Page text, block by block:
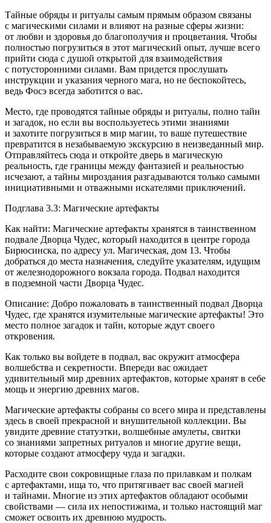
Тайные обряды и ритуалы самым прямым образом связаны
с магическими силами и влияют на разные сферы жизни:
от любви и здоровья до благополучия и процветания. Чтобы
полностью погрузиться в этот магический опыт, лучше всего
прийти сюда с душой открытой для взаимодействия
с потусторонними силами. Вам придется прослушать
инструкции и указания черного мага, но не беспокойтесь,
ведь Фосэ всегда заботится о вас.
Место, где проводятся тайные обряды и ритуалы, полно тайн
и загадок, но если вы воспользуетесь этими знаниями
и захотите погрузиться в мир магии, то ваше путешествие
превратится в незабываемую экскурсию в неизведанный мир.
Отправляйтесь сюда и откройте дверь в магическую
реальность, где границы между фантазией и реальностью
исчезают, а тайны мироздания разгадываются только самыми
инициативными и отважными искателями приключений.
Подглава 3.3: Магические артефакты
Как найти: Магические артефакты хранятся в таинственном
подвале Дворца Чудес, который находится в центре города
Бирюсинска, по адресу ул. Магическая, дом 13. Чтобы
добраться до места назначения, следуйте указателям, идущим
от железнодорожного вокзала города. Подвал находится
в подземной части Дворца Чудес.
Описание: Добро пожаловать в таинственный подвал Дворца
Чудес, где хранятся изумительные магические артефакты! Это
место полное загадок и тайн, которые ждут своего
откровения.
Как только вы войдете в подвал, вас окружит атмосфера
волшебства и секретности. Впереди вас ожидает
удивительный мир древних артефактов, которые хранят в себе
мощь и энергию древних магов.
Магические артефакты собраны со всего мира и представлены
здесь в своей прекрасной и внушительной коллекции. Вы
увидите древние статуэтки, волшебные амулеты, свитки
со знаниями запретных ритуалов и многие другие вещи,
которые создают атмосферу чуда и загадки.
Расходите свои сокровищные глаза по прилавкам и полкам
с артефактами, ища то, что притягивает вас своей магией
и тайнами. Многие из этих артефактов обладают особыми
свойствами — сила их непостижима, и только настоящий маг
сможет освоить их древнюю мудрость.